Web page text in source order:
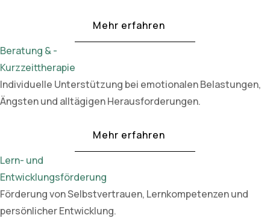
Mehr erfahren
Beratung & -
Kurzzeittherapie
Individuelle Unterstützung bei emotionalen Belastungen,
Ängsten und alltägigen Herausforderungen.
Mehr erfahren
Lern- und
Entwicklungsförderung
Förderung von Selbstvertrauen, Lernkompetenzen und
persönlicher Entwicklung.